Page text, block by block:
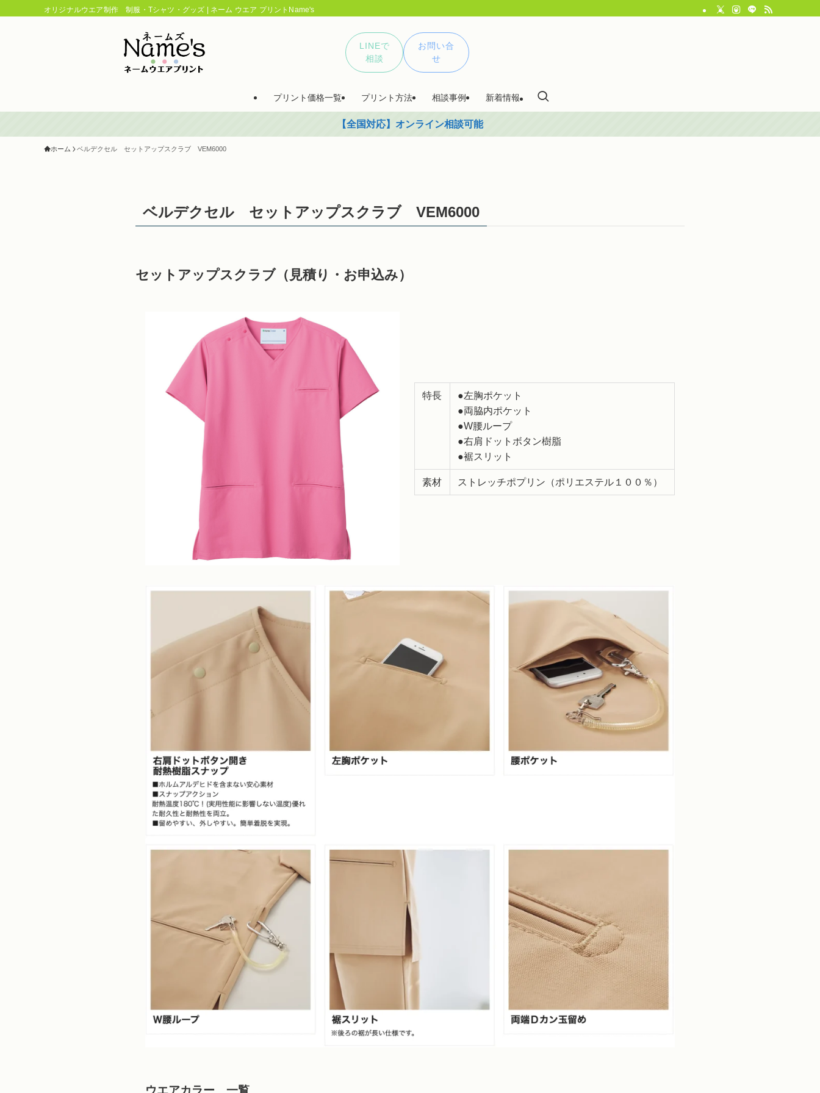
オリジナルウエア制作 制服・Tシャツ・グッズ | ネーム ウエア プリントName's
プリント価格一覧 プリント方法 相談事例 新着情報
LINEで
相談
お問い合
せ
【全国対応】オンライン相談可能
ホーム ベルデクセル セットアップスクラブ VEM6000
ベルデクセル セットアップスクラブ VEM6000
セットアップスクラブ（見積り・お申込み）
特長
●左胸ポケット
●両脇内ポケット
●W腰ループ
●右肩ドットボタン樹脂
●裾スリット
素材 ストレッチポプリン（ポリエステル１００％）
ウエアカラー 一覧